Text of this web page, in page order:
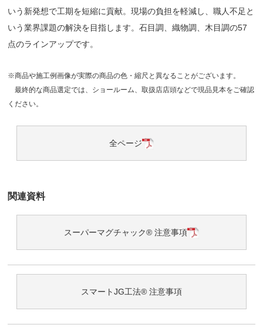
いう新発想で工期を短縮に貢献。現場の負担を軽減し、職人不足と
いう業界課題の解決を目指します。石目調、織物調、木目調の57
点のラインアップです。
※商品や施工例画像が実際の商品の色・縮尺と異なることがございます。
最終的な商品選定では、ショールーム、取扱店店頭などで現品見本をご確認
ください。
全ページ
関連資料
スーパーマグチャック® 注意事項
スマートJG工法® 注意事項